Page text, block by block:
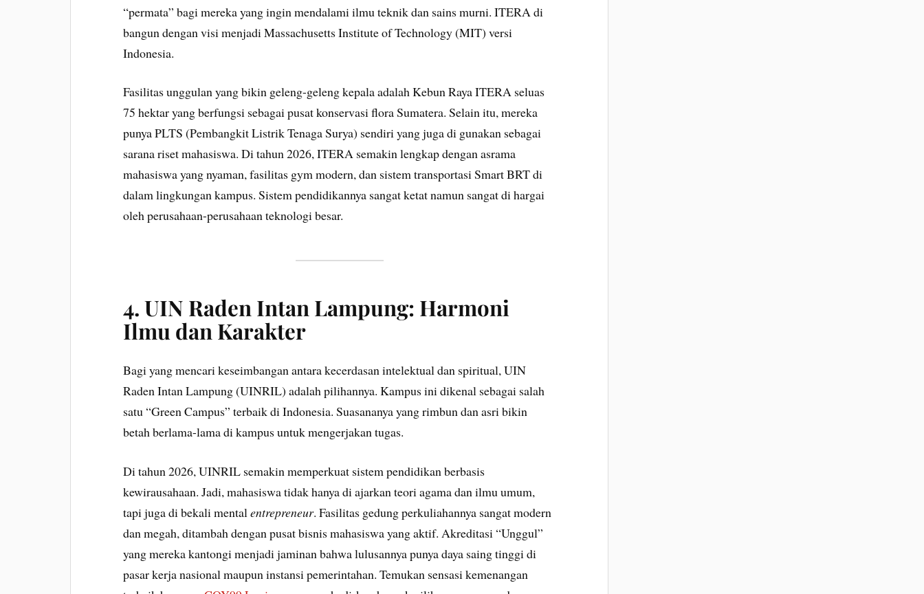
“permata” bagi mereka yang ingin mendalami ilmu teknik dan sains murni. ITERA di
bangun dengan visi menjadi Massachusetts Institute of Technology (MIT) versi
Indonesia.
Fasilitas unggulan yang bikin geleng-geleng kepala adalah Kebun Raya ITERA seluas
75 hektar yang berfungsi sebagai pusat konservasi flora Sumatera. Selain itu, mereka
punya PLTS (Pembangkit Listrik Tenaga Surya) sendiri yang juga di gunakan sebagai
sarana riset mahasiswa. Di tahun 2026, ITERA semakin lengkap dengan asrama
mahasiswa yang nyaman, fasilitas gym modern, dan sistem transportasi Smart BRT di
dalam lingkungan kampus. Sistem pendidikannya sangat ketat namun sangat di hargai
oleh perusahaan-perusahaan teknologi besar.
4. UIN Raden Intan Lampung: Harmoni
Ilmu dan Karakter
Bagi yang mencari keseimbangan antara kecerdasan intelektual dan spiritual, UIN
Raden Intan Lampung (UINRIL) adalah pilihannya. Kampus ini dikenal sebagai salah
satu “Green Campus” terbaik di Indonesia. Suasananya yang rimbun dan asri bikin
betah berlama-lama di kampus untuk mengerjakan tugas.
Di tahun 2026, UINRIL semakin memperkuat sistem pendidikan berbasis
kewirausahaan. Jadi, mahasiswa tidak hanya di ajarkan teori agama dan ilmu umum,
tapi juga di bekali mentalentrepreneur. Fasilitas gedung perkuliahannya sangat modern
dan megah, ditambah dengan pusat bisnis mahasiswa yang aktif. Akreditasi “Unggul”
yang mereka kantongi menjadi jaminan bahwa lulusannya punya daya saing tinggi di
pasar kerja nasional maupun instansi pemerintahan. Temukan sensasi kemenangan